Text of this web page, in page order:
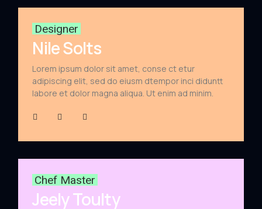
Designer
Nile Solts
Lorem ipsum dolor sit amet, conse ct etur
adipiscing elit, sed do eiusm dtempor inci diduntt
labore et dolor magna aliqua. Ut enim ad minim.
Chef Master
Jeely Toulty